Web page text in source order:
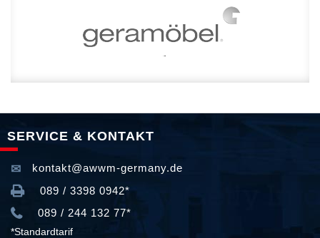
SERVICE & KONTAKT
kontakt@awwm-germany.de
089 / 3398 0942*
089 / 244 132 77*
*Standardtarif